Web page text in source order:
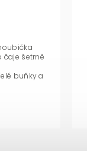
čaje šetrně
buňky a